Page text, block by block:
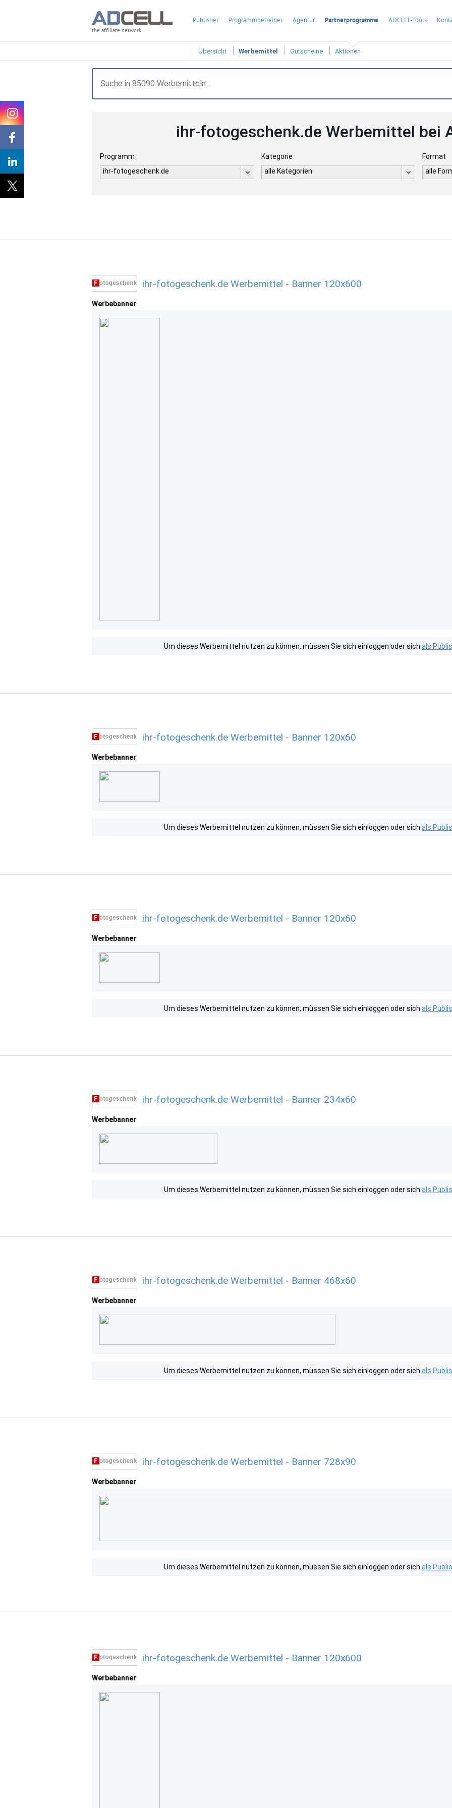
the affiliate network
Publisher Programmbetreiber Agentur Partnerprogramme ADCELL-Tools
Übersicht Werbemittel Gutscheine Aktionen
ihr-fotogeschenk.de Werbemittel bei
Programm
ihr-fotogeschenk.de
Kategorie
alle Kategorien
Format
alle
ihr-fotogeschenk.de Werbemittel - Banner 120x600
Werbebanner
Um dieses Werbemittel nutzen zu können, müssen Sie sich einloggen oder sich als
ihr-fotogeschenk.de Werbemittel - Banner 120x60
Werbebanner
Um dieses Werbemittel nutzen zu können, müssen Sie sich einloggen oder sich als
ihr-fotogeschenk.de Werbemittel - Banner 120x60
Werbebanner
Um dieses Werbemittel nutzen zu können, müssen Sie sich einloggen oder sich als
ihr-fotogeschenk.de Werbemittel - Banner 234x60
Werbebanner
Um dieses Werbemittel nutzen zu können, müssen Sie sich einloggen oder sich als
ihr-fotogeschenk.de Werbemittel - Banner 468x60
Werbebanner
Um dieses Werbemittel nutzen zu können, müssen Sie sich einloggen oder sich als
ihr-fotogeschenk.de Werbemittel - Banner 728x90
Werbebanner
Um dieses Werbemittel nutzen zu können, müssen Sie sich einloggen oder sich als
ihr-fotogeschenk.de Werbemittel - Banner 120x600
Werbebanner